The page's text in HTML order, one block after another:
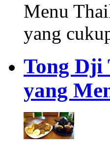
Menu
yang
Tong Dji
yang